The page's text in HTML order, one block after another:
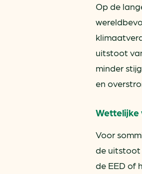
Op de
uitstoot
minder
en
Wettelijke
Voor
de uitstoot
de EED of